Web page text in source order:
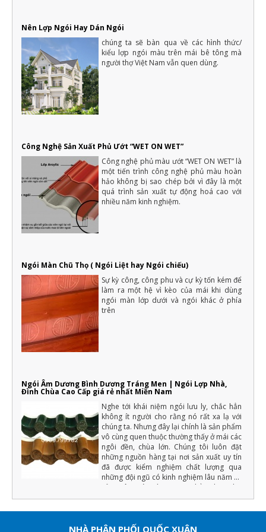
Lợp ngói - Xu hướng kiểu mái lợp theo từng phong cách
thiết kế nhà ở
Bên cạnh p hong tục tập quán và phong cách sống của từng
vùng miền, yêu cầu thiết kế nhà và thẩm mỹ của nhà ở còn ảnh
hưởng từ nhiều yếu tố khác trong đó có phong cách của gia chủ
16 cách tiết kiệm tiền để xây nhà hiệu quả và thông minh nhất
Một ngôi nhà là mơ ước của rất nhiều người, với mỗi người dân
Việt Nam thì việc xây dựng nhà ở là vấn đề quan trọng của cả
một đời người.
sự chuẩn bị kỹ càng, không thể nào làm qua loa
Nên Lợp Ngói Hay Dán Ngói
chúng ta sẽ bàn qua về các hình thức/
kiểu lợp ngói màu trên mái bê tông mà
người thợ Việt Nam vẫn quen dùng.
Công Nghệ Sản Xuất Phủ Ướt “WET ON WET”
Công nghệ phủ màu ướt “WET ON WET” là
một tiến trình công nghệ phủ màu hoàn
hảo không bị sao chép bởi vì đây là một
quá trình sản xuất tự động hoá cao với
nhiều năm kinh nghiệm.
Ngói Màn Chũ Thọ ( Ngói Liệt hay Ngói chiếu)
Sự kỳ công, công phu và cự kỳ tốn kém để
làm ra một hệ vì kèo của mái khi dùng
ngói màn lớp dưới và ngói khác ở phía
trên
Ngói Âm Dương Bình Dương Tráng Men | Ngói Lợp Nhà,
Đình Chùa Cao Cấp giá rẻ nhất Miền Nam
Nghe tới khái niệm ngói lưu ly, chắc hẳn
không ít người cho rằng nó rất xa lạ với
chúng ta. Nhưng đây lại chính là sản phẩm
vô cùng quen thuộc thường thấy ở mái các
ngôi đền, chùa lớn. Chúng tôi luôn đặt
những nguồn hàng tại nơi sản xuất uy tín
đã được kiểm nghiệm chất lượng qua
những đội ngũ có kinh nghiệm lâu năm về
sản xuât ngói tráng men (Chẳng hạn như
màu men phải đồng đều, chất lượng cốt
tố trên chúng tôi mới xuất hàng.
NHÀ PHÂN PHỐI QUỐC XUÂN